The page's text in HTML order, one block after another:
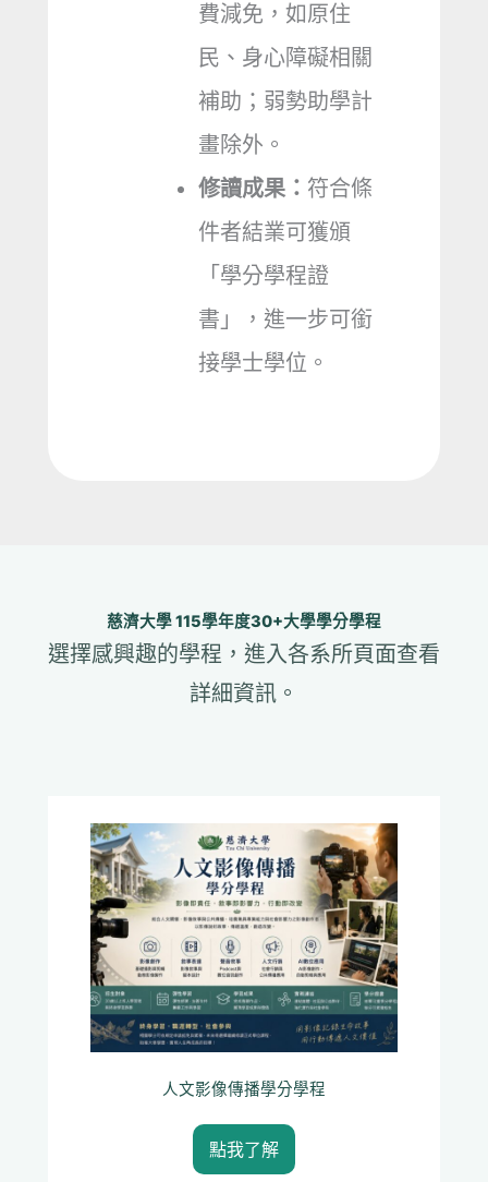
費減免，如原住
民、身心障礙相關
補助；弱勢助學計
畫除外。
修讀成果： 符合條
件者結業可獲頒
「學分學程證
書」，進一步可銜
接學士學位。
慈濟大學 115學年度30+大學學分學程
選擇感興趣的學程，進入各系所頁面查看
詳細資訊。
人文影像傳播學分學程
點我了解